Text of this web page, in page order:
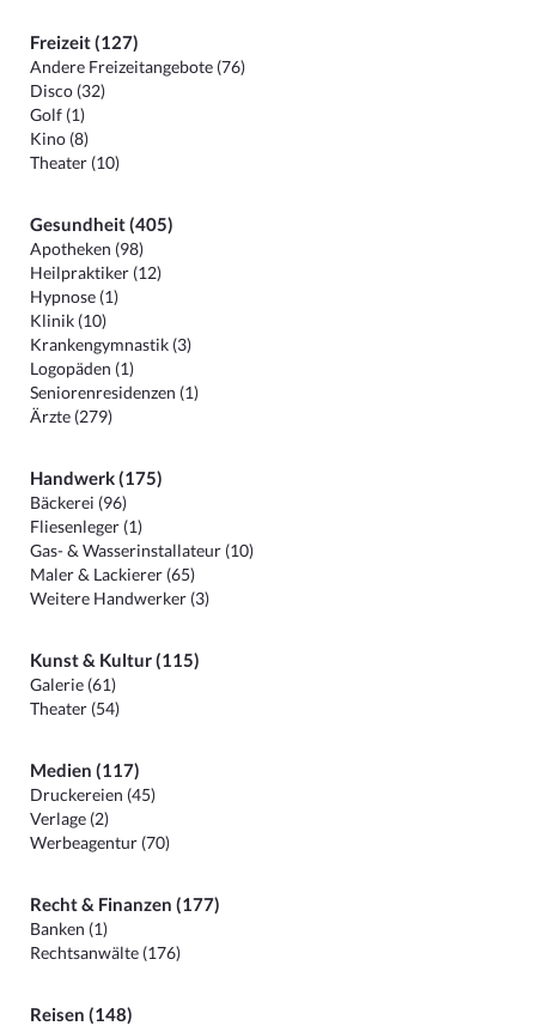
Freizeit (127)
Andere Freizeitangebote (76)
Disco (32)
Golf (1)
Kino (8)
Theater (10)
Gesundheit (405)
Apotheken (98)
Heilpraktiker (12)
Hypnose (1)
Klinik (10)
Krankengymnastik (3)
Logopäden (1)
Seniorenresidenzen (1)
Ärzte (279)
Handwerk (175)
Bäckerei (96)
Fliesenleger (1)
Gas- & Wasserinstallateur (10)
Maler & Lackierer (65)
Weitere Handwerker (3)
Kunst & Kultur (115)
Galerie (61)
Theater (54)
Medien (117)
Druckereien (45)
Verlage (2)
Werbeagentur (70)
Recht & Finanzen (177)
Banken (1)
Rechtsanwälte (176)
Reisen (148)